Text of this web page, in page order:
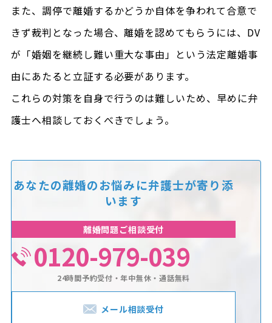
また、調停で離婚するかどうか自体を争われて合意で
きず裁判となった場合、離婚を認めてもらうには、DV
が「婚姻を継続し難い重大な事由」という法定離婚事
由にあたると立証する必要があります。
これらの対策を自身で行うのは難しいため、早めに弁
護士へ相談しておくべきでしょう。
あなたの離婚のお悩みに弁護士が寄り添
います
離婚問題ご相談受付
0120-979-039
24時間予約受付・年中無休・通話無料
メール相談受付